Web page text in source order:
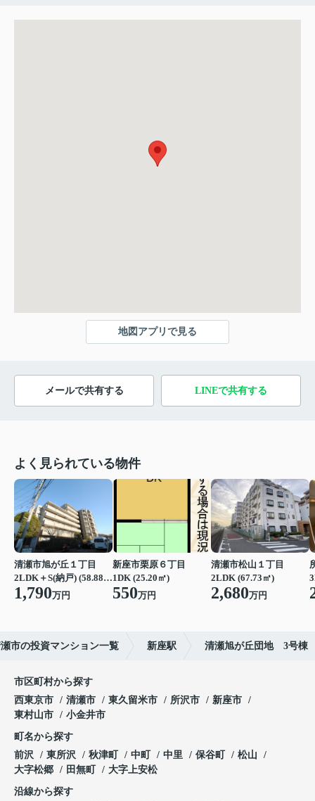
地図アプリで見る
メールで共有する LINEで共有する
よく見られている物件
清瀬市旭が丘１丁目
2LDK＋S(納戸) (58.88㎡)
1,790万円
新座市栗原６丁目
1DK (25.20㎡)
550万円
清瀬市松山１丁目
2LDK (67.73㎡)
2,680万円
市の投資マンション一覧 新座駅 清瀬旭が丘団地 3号棟
市区町村から探す
西東京市
清瀬市 東久留米市 所沢市
新座市
東村山市
小金井市
町名から探す
前沢
東所沢 秋津町 中町 中里 保谷町
松山
大字松郷
田無町 大字上安松
沿線から探す